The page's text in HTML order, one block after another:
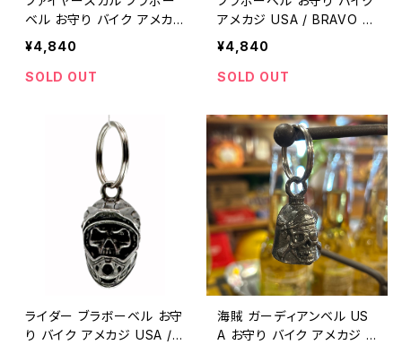
ベル お守り バイク アメカ
ジ USA / BRAVO BELLS
USA biker bell lucky ch
arm 【E041】
¥4,840
SOLD OUT
アメカジ USA / BRAVO B
ELLS USA biker bell luc
ky charm 【E040】
¥4,840
SOLD OUT
ライダー ブラボーベル お守
り バイク アメカジ USA /
海賊 ガーディアンベル US
A お守り バイク アメカジ /